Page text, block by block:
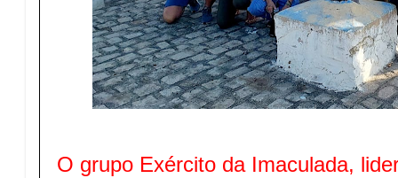
O grupo Exército da Imaculada,